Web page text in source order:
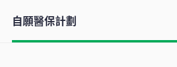
自願醫保計劃